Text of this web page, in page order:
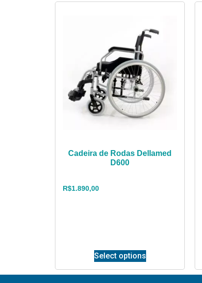
Cadeira de Rodas Dellamed
D600
R$1.890,00
Select options